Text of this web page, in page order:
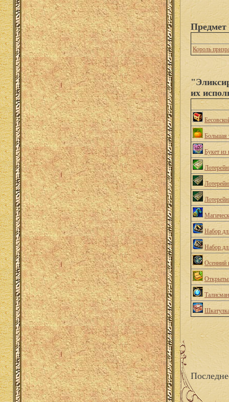
Король
их
Большая
Букет из
Набор
Набор
Осенний